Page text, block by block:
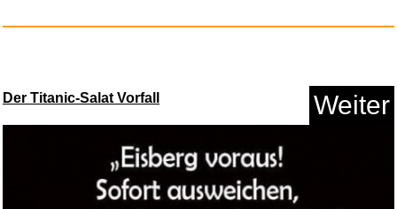
Anzeige
Der Titanic-Salat Vorfall Weiter